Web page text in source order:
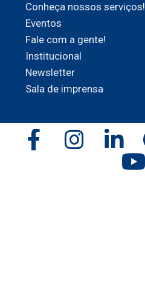
Conheça nossos serviços!
Eventos
Fale com a gente!
Institucional
Newsletter
Sala de imprensa